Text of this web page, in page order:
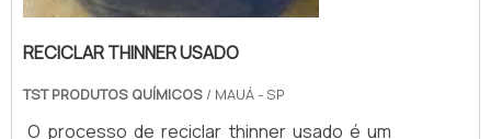
RECICLAR THINNER USADO
TST PRODUTOS QUÍMICOS / MAUÁ - SP
O processo de reciclar thinner usado é um